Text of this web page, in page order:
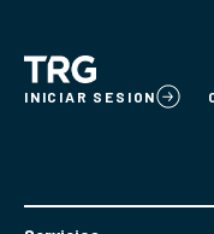
INICIAR SESION